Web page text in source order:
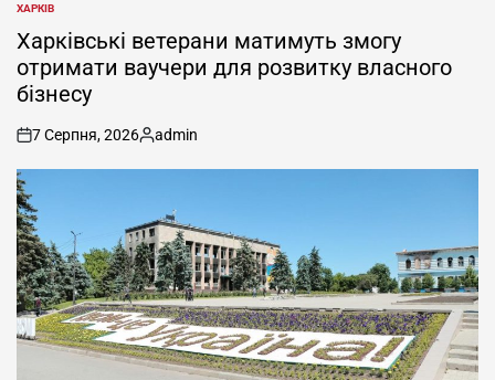
ОПУБЛІКУВАТИ
У
ХАРКІВ
Харківські ветерани матимуть змогу
отримати ваучери для розвитку власного
бізнесу
on
7 Серпня, 2026
Опубліковано
admin